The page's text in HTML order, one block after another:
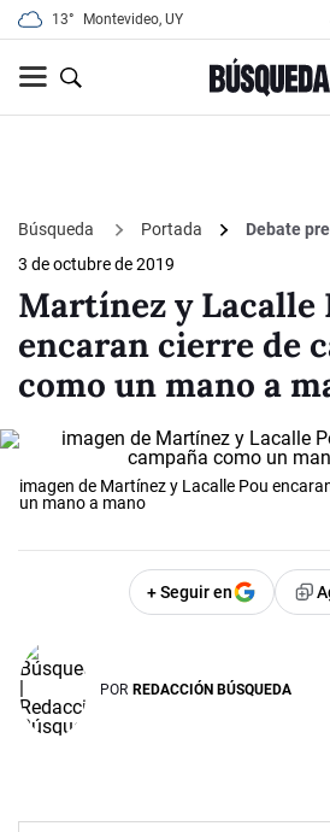
13° Montevideo, UY
Búsqueda Portada
Debate
3 de octubre de 2019
Martínez y Lacalle
encaran cierre de
como un mano a
imagen de Martínez y Lacalle Pou
un mano a mano
+ Seguir en
POR REDACCIÓN BÚSQUEDA